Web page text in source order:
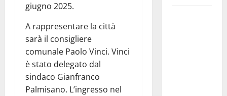
giugno 2025.
A rappresentare la città
sarà il consigliere
comunale Paolo Vinci. Vinci
è stato delegato dal
sindaco Gianfranco
Palmisano. L’ingresso nel